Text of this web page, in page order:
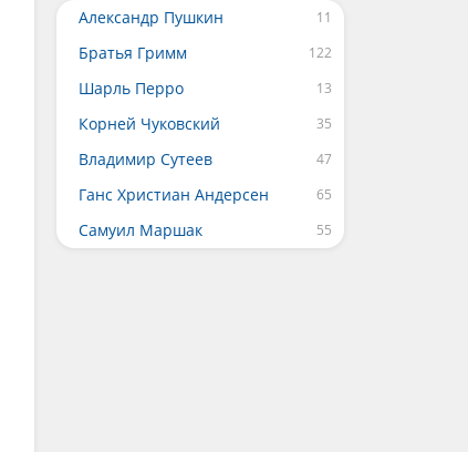
Александр Пушкин
Братья Гримм
Шарль Перро
Корней Чуковский
Владимир Сутеев
Ганс Христиан Андерсен
Самуил Маршак